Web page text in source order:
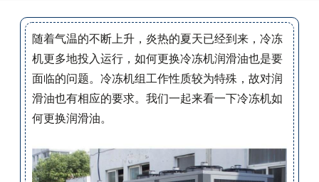
随着气温的不断上升，炎热的夏天已经到来，冷冻
机更多地投入运行，如何更换冷冻机润滑油也是要
面临的问题。冷冻机组工作性质较为特殊，故对润
滑油也有相应的要求。我们一起来看一下冷冻机如
何更换润滑油。